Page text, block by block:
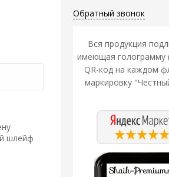
Обратный звонок
Вся продукция
имеющая голограмму
QR-код на каждом
маркировку
шлейф